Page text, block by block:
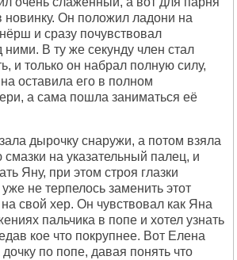
новинку. Он положил ладони на
и сразу почувствовал
ними. В ту же секунду член стал
и только он набрал полную силу,
оставила его в полном
а сама пошла заниматься её
дырочку снаружи, а потом взяла
на указательный палец, и
Яну, при этом строя глазки
не терпелось заменить этот
свой хер. Он чувствовал как Яна
пальчика в попе и хотел узнать
кое что покрупнее. Вот Елена
по попе, давая понять что